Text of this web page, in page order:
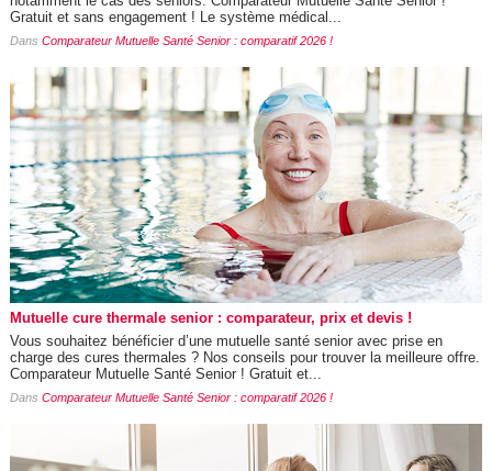
Gratuit et sans engagement ! Le système médical...
Dans Comparateur Mutuelle Santé Senior : comparatif 2026 !
Mutuelle cure thermale senior : comparateur, prix et devis !
Vous souhaitez bénéficier d’une mutuelle santé senior avec prise en
charge des cures thermales ? Nos conseils pour trouver la meilleure offre.
Comparateur Mutuelle Santé Senior ! Gratuit et...
Dans Comparateur Mutuelle Santé Senior : comparatif 2026 !